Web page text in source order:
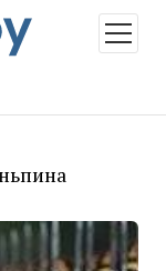
меню